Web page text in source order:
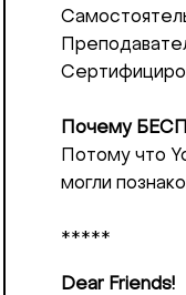
Почему
Потому что
могли
*****
Dear Friends!